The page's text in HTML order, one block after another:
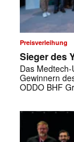
Preisverleihung
Sieger des
Das
Gewinnern
ODDO BHF